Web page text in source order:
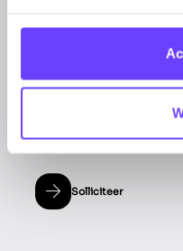
Wij zoeken een n
die niet alleen
eigenaarschap
dataverzameling
advertising team.
Solliciteer